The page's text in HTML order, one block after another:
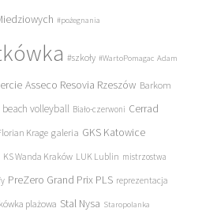
#pożegnania
#szkoły #WartoPomagac Adam
Asseco Resovia Rzeszów Barkom
beach volleyball Biało-czerwoni Cerrad
Krage galeria GKS Katowice
KS Wanda Kraków LUK Lublin mistrzostwa
PreZero Grand Prix PLS reprezentacja
plażowa Stal Nysa Staropolanka